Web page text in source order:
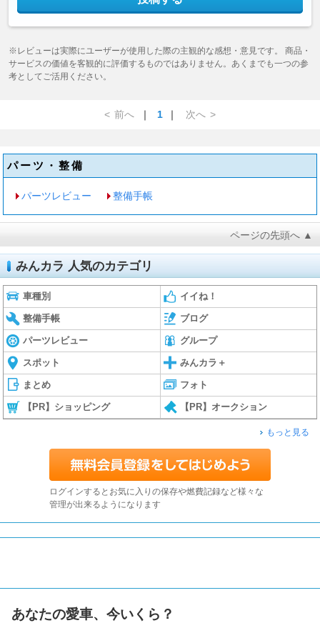
※レビューは実際にユーザーが使用した際の主観的な感想・意見です。 商品・
サービスの価値を客観的に評価するものではありません。あくまでも一つの参
考としてご活用ください。
< 前へ ｜ 1 ｜ 次へ >
パーツ・整備
パーツレビュー 整備手帳
ページの先頭へ ▲
みんカラ 人気のカテゴリ
車種別 イイね！
整備手帳 ブログ
パーツレビュー グループ
スポット みんカラ＋
まとめ フォト
【PR】ショッピング 【PR】オークション
もっと見る
ログインするとお気に入りの保存や燃費記録など様々な
管理が出来るようになります
あなたの愛車、今いくら？